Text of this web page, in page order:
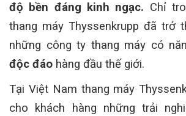
độ bền đáng kinh ngạc. Chỉ
thang máy Thyssenkrupp đã trở
những công ty thang máy có
độc đáo hàng đầu thế giới.
Tại Việt Nam thang máy
cho khách hàng những trải